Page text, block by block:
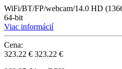
WiFi/BT/FP/webcam/14.0 HD
64-bit
Viac informácií
Cena:
323.22 € 323.22 €